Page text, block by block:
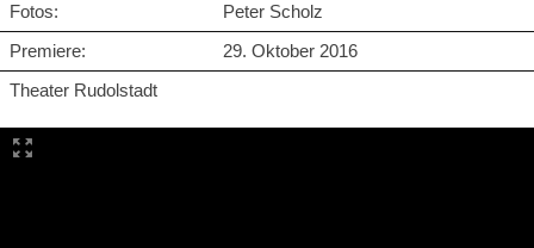
Fotos:
Peter Scholz
Premiere:
29. Oktober 2016
Theater Rudolstadt